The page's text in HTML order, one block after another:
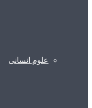
علوم انسانی